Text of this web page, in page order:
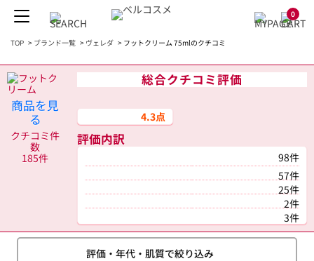
0
TOP > ブランド一覧 > ヴェレダ > フットクリーム 75mlのクチコミ
商品を見
る
クチコミ件
数
185件
総合クチコミ評価
4.3点
評価内訳
98件
57件
25件
2件
3件
評価・年代・肌質で絞り込み